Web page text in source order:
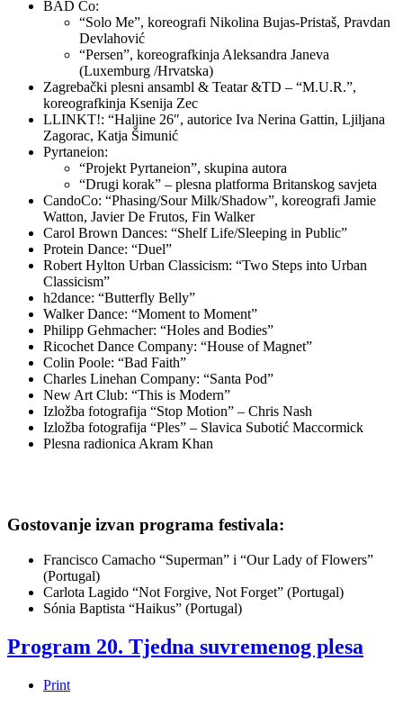
BAD Co:
“Solo Me”, koreografi Nikolina Bujas-Pristaš, Pravdan
Devlahović
“Persen”, koreografkinja Aleksandra Janeva
(Luxemburg /Hrvatska)
Zagrebački plesni ansambl & Teatar &TD – “M.U.R.”,
koreografkinja Ksenija Zec
LLINKT!: “Haljine 26″, autorice Iva Nerina Gattin, Ljiljana
Zagorac, Katja Šimunić
Pyrtaneion:
“Projekt Pyrtaneion”, skupina autora
“Drugi korak” – plesna platforma Britanskog savjeta
CandoCo: “Phasing/Sour Milk/Shadow”, koreografi Jamie
Watton, Javier De Frutos, Fin Walker
Carol Brown Dances: “Shelf Life/Sleeping in Public”
Protein Dance: “Duel”
Robert Hylton Urban Classicism: “Two Steps into Urban
Classicism”
h2dance: “Butterfly Belly”
Walker Dance: “Moment to Moment”
Philipp Gehmacher: “Holes and Bodies”
Ricochet Dance Company: “House of Magnet”
Colin Poole: “Bad Faith”
Charles Linehan Company: “Santa Pod”
New Art Club: “This is Modern”
Izložba fotografija “Stop Motion” – Chris Nash
Izložba fotografija “Ples” – Slavica Subotić Maccormick
Plesna radionica Akram Khan
Gostovanje izvan programa festivala:
Francisco Camacho “Superman” i “Our Lady of Flowers”
(Portugal)
Carlota Lagido “Not Forgive, Not Forget” (Portugal)
Sónia Baptista “Haikus” (Portugal)
Program 20. Tjedna suvremenog plesa
Print